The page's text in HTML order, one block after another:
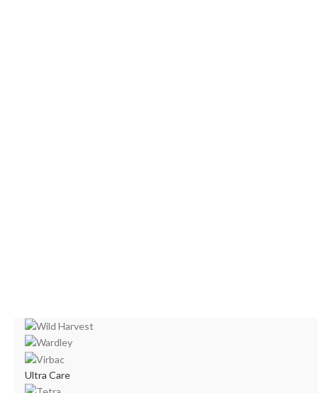
Ultra Care